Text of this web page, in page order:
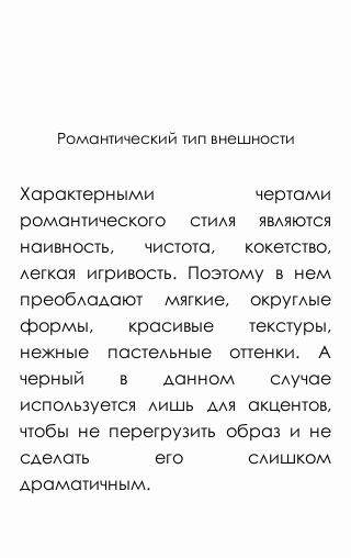
Романтический тип внешности
Характерными чертами
романтического стиля являются
наивность, чистота, кокетство,
легкая игривость. Поэтому в нем
преобладают мягкие, округлые
формы, красивые текстуры,
нежные пастельные оттенки. А
черный в данном случае
используется лишь для акцентов,
чтобы не перегрузить образ и не
сделать его слишком
драматичным.